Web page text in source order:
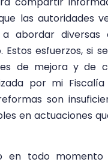
las autoridades
abordar diversas
esfuerzos, si
de mejora y de
por mi
son
en actuaciones
en todo